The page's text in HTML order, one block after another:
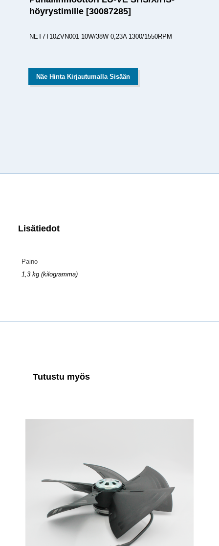
höyrystimille [30087285]
NET7T10ZVN001 10W/38W 0,23A 1300/1550RPM
Näe Hinta Kirjautumalla Sisään
Lisätiedot
Paino
1,3 kg (kilogramma)
Tutustu myös